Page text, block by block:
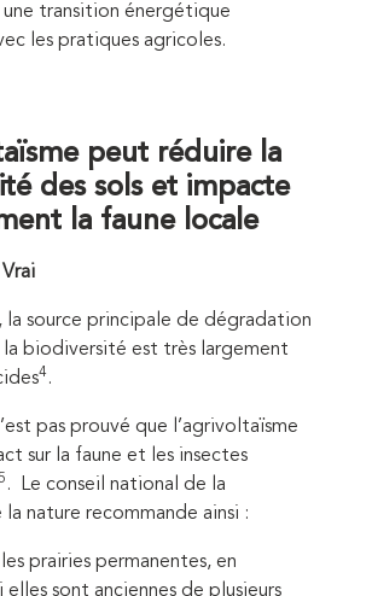
transition énergétique
les pratiques agricoles.
peut réduire la
des sols et impacte
la faune locale
source principale de dégradation
la biodiversité est très largement
4.
pas prouvé que l’agrivoltaïsme
sur la faune et les insectes
. Le conseil national de la
nature recommande ainsi :
les prairies permanentes, en
sont anciennes de plusieurs